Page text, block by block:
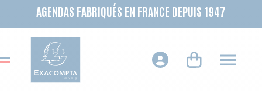
AGENDAS FABRIQUÉS EN FRANCE DEPUIS 1947